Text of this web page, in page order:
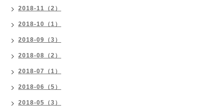
2018-11（2）
2018-10（1）
2018-09（3）
2018-08（2）
2018-07（1）
2018-06（5）
2018-05（3）